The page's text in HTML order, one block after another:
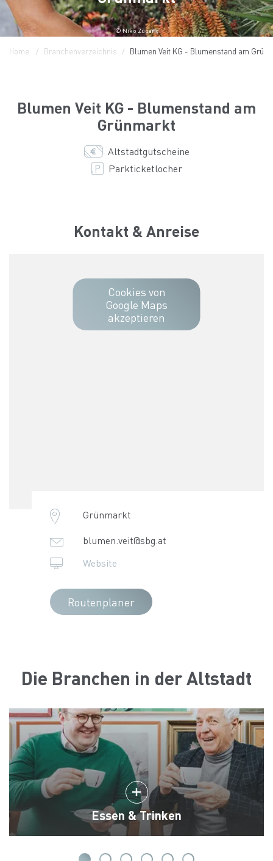
© Niko Zuparic
Home Branchenverzeichnis Blumen Veit KG - Blumenstand am
Blumen Veit KG - Blumenstand am
Grünmarkt
Altstadtgutscheine
Parkticketlocher
Kontakt & Anreise
Cookies von
Google Maps
akzeptieren
Grünmarkt
blumen.veit@sbg.at
Website
Routenplaner
Die Branchen in der Altstadt
Essen & Trinken